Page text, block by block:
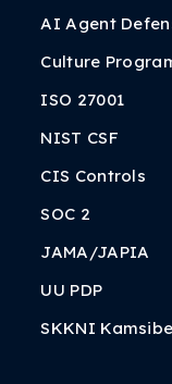
AI Agent
Culture
ISO 27001
NIST CSF
CIS Controls
SOC 2
JAMA/JAPIA
UU PDP
SKKNI